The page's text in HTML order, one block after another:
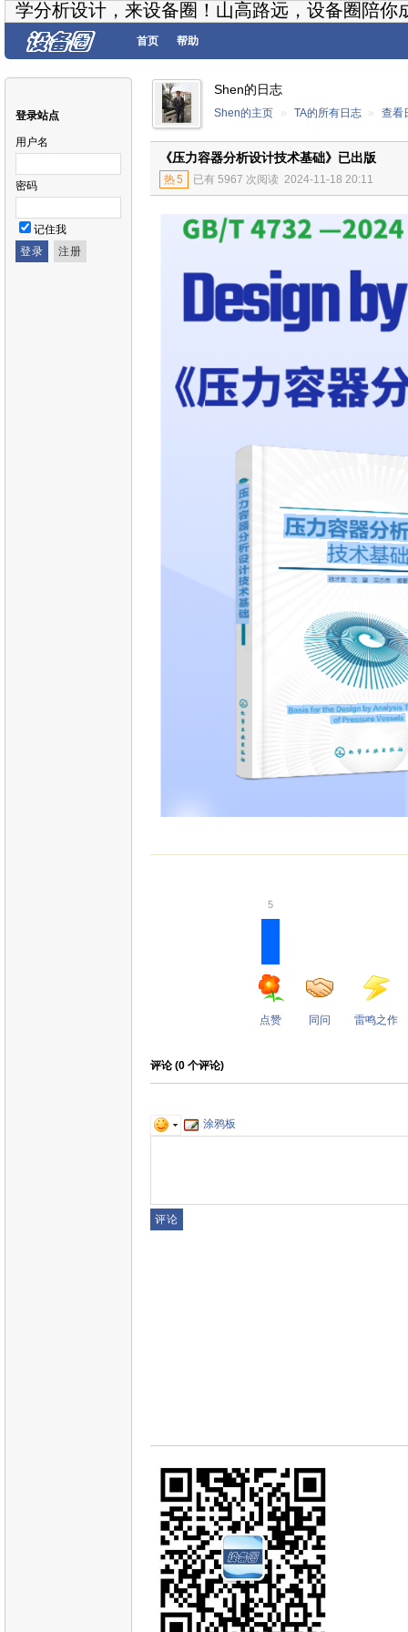
学分析设计，来设备圈！山高路远，设备圈陪你
首页 帮助
登录站点
用户名
密码
记住我
Shen的日志
Shen的主页 » TA的所有日志 » 查看
《压力容器分析设计技术基础》已出版
热5 已有 5967 次阅读 2024-11-18 20:11
5
点赞 同问 雷鸣之作
评论 (0 个评论)
涂鸦板